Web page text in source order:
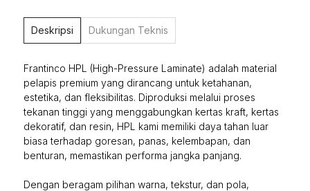
Deskripsi Dukungan Teknis
Frantinco HPL (High-Pressure Laminate) adalah material
pelapis premium yang dirancang untuk ketahanan,
estetika, dan fleksibilitas. Diproduksi melalui proses
tekanan tinggi yang menggabungkan kertas kraft, kertas
dekoratif, dan resin, HPL kami memiliki daya tahan luar
biasa terhadap goresan, panas, kelembapan, dan
benturan, memastikan performa jangka panjang.
Dengan beragam pilihan warna, tekstur, dan pola,